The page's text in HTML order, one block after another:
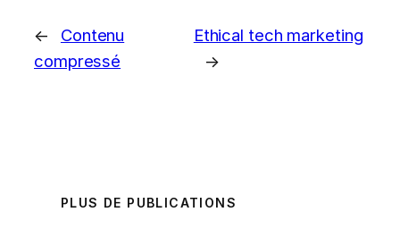
←
Contenu
compressé
Ethical tech marketing
→
PLUS DE PUBLICATIONS